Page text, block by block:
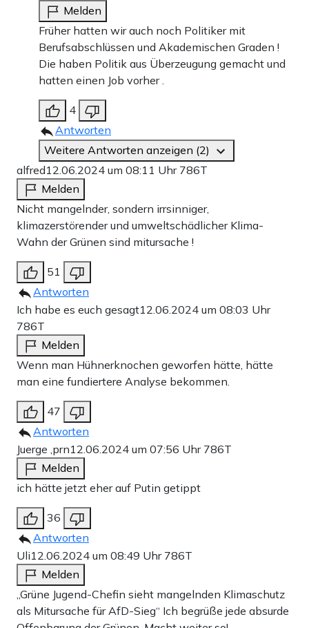
Melden
Früher hatten wir auch noch Politiker mit
Berufsabschlüssen und Akademischen Graden !
Die haben Politik aus Überzeugung gemacht und
hatten einen Job vorher .
4
Antworten
Weitere Antworten anzeigen (2)
alfred12.06.2024 um 08:11 Uhr 786T
Melden
Nicht mangelnder, sondern irrsinniger,
klimazerstörender und umweltschädlicher Klima-
Wahn der Grünen sind mitursache !
51
Antworten
Ich habe es euch gesagt12.06.2024 um 08:03 Uhr
786T
Melden
Wenn man Hühnerknochen geworfen hätte, hätte
man eine fundiertere Analyse bekommen.
47
Antworten
Juerge ,prn12.06.2024 um 07:56 Uhr 786T
Melden
ich hätte jetzt eher auf Putin getippt
36
Antworten
Uli12.06.2024 um 08:49 Uhr 786T
Melden
„Grüne Jugend-Chefin sieht mangelnden Klimaschutz
als Mitursache für AfD-Sieg“ Ich begrüße jede absurde